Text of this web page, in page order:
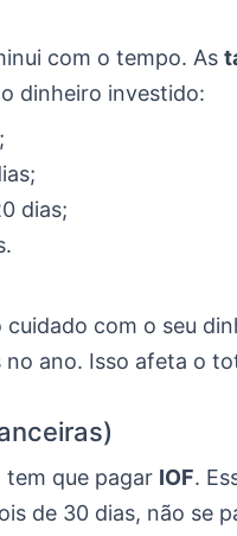
com o tempo. As
dinheiro investido:
dias;
com o seu
ano. Isso afeta o
tem que pagar IOF.
de 30 dias, não se